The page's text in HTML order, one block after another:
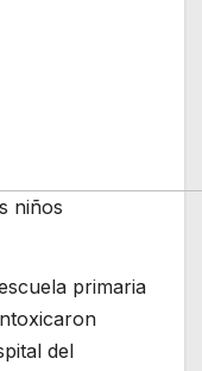
niños
primaria
del